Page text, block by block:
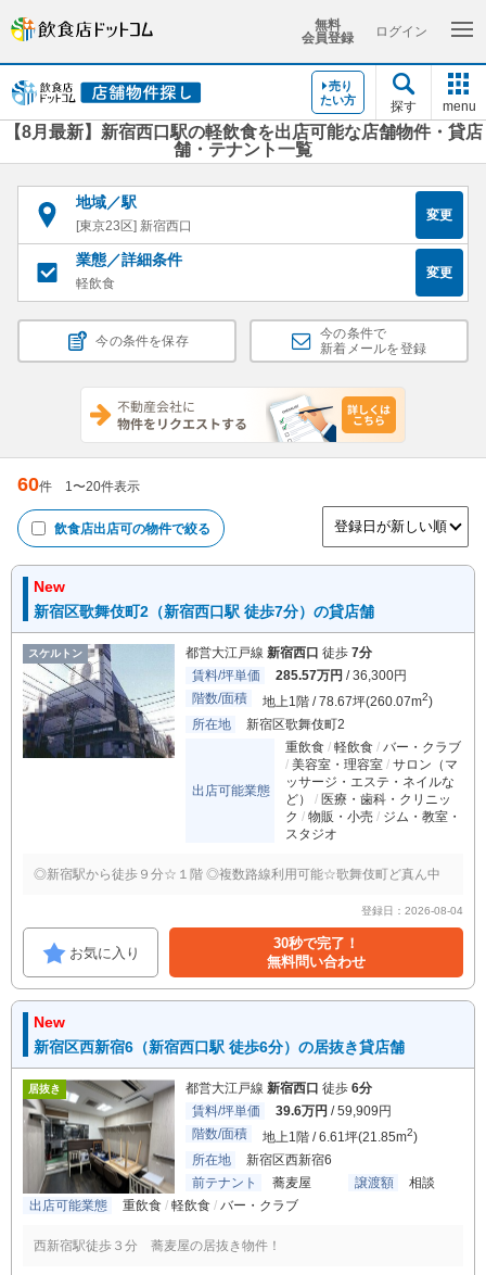
無料
会員登録
ログイン
売り
たい方
探す menu
【8月最新】新宿西口駅の軽飲食を出店可能な店舗物件・貸店
舗・テナント一覧
地域／駅
[東京23区] 新宿西口
変更
業態／詳細条件
軽飲食
変更
今の条件を保存
今の条件で
新着メールを登録
60件 1〜20件表示
飲食店出店可の物件で絞る
New
新宿区歌舞伎町2（新宿西口駅 徒歩7分）の貸店舗
スケルトン 都営大江戸線 新宿西口 徒歩 7分
賃料/坪単価
285.57万円 / 36,300円
階数/面積
地上1階 / 78.67坪(260.07m2)
所在地
新宿区歌舞伎町2
出店可能業態
重飲食 軽飲食
バー・クラブ
美容室・理容室
サロン（マ
ッサージ・エステ・ネイルな
ど）
医療・歯科・クリニッ
ク
物販・小売
ジム・教室・
スタジオ
◎新宿駅から徒歩９分☆１階 ◎複数路線利用可能☆歌舞伎町ど真ん中
登録日：2026-08-04
お気に入り
30秒で完了！
無料問い合わせ
New
新宿区西新宿6（新宿西口駅 徒歩6分）の居抜き貸店舗
居抜き 都営大江戸線 新宿西口 徒歩 6分
賃料/坪単価
39.6万円 / 59,909円
階数/面積
地上1階 / 6.61坪(21.85m2)
所在地
新宿区西新宿6
前テナント
蕎麦屋 譲渡額
相談
出店可能業態
重飲食 軽飲食 バー・クラブ
西新宿駅徒歩３分 蕎麦屋の居抜き物件！